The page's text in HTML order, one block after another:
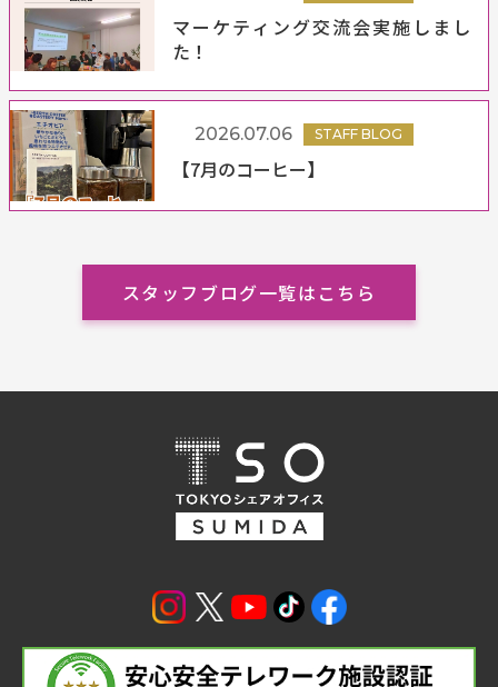
マーケティング交流会実施しまし
た！
【7月のコーヒー】
2026.07.06 STAFF BLOG
スタッフブログ一覧はこちら